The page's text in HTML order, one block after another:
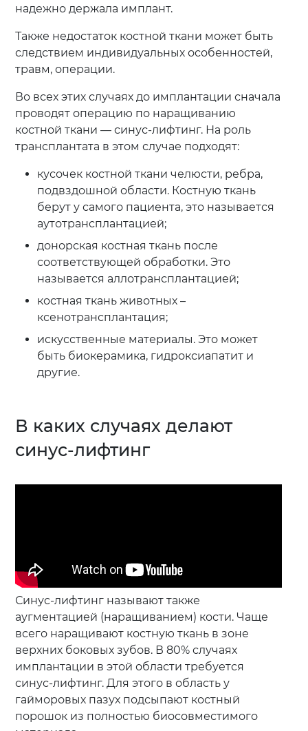
надежно держала имплант.
Также недостаток костной ткани может быть
следствием индивидуальных особенностей,
травм, операции.
Во всех этих случаях до имплантации сначала
проводят операцию по наращиванию
костной ткани — синус-лифтинг. На роль
трансплантата в этом случае подходят:
кусочек костной ткани челюсти, ребра,
подвздошной области. Костную ткань
берут у самого пациента, это называется
аутотрансплантацией;
донорская костная ткань после
соответствующей обработки. Это
называется аллотрансплантацией;
костная ткань животных –
ксенотрансплантация;
искусственные материалы. Это может
быть биокерамика, гидроксиапатит и
другие.
В каких случаях делают
синус-лифтинг
Синус-лифтинг называют также
аугментацией (наращиванием) кости. Чаще
всего наращивают костную ткань в зоне
верхних боковых зубов. В 80% случаях
имплантации в этой области требуется
синус-лифтинг. Для этого в область у
гайморовых пазух подсыпают костный
порошок из полностью биосовместимого